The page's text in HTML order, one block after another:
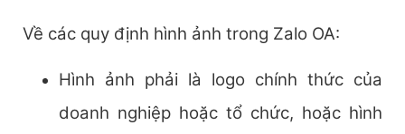
Về các quy định hình ảnh trong Zalo OA:
Hình ảnh phải là logo chính thức của
doanh nghiệp hoặc tổ chức, hoặc hình